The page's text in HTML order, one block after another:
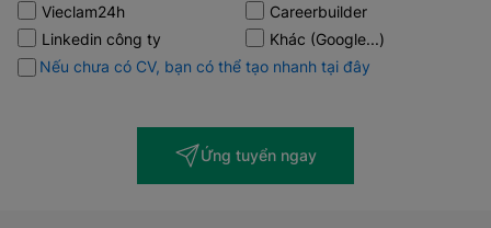
Vieclam24h
Careerbuilder
Linkedin công ty
Khác (Google...)
Nếu chưa có CV, bạn có thể tạo nhanh tại đây
Ứng tuyển ngay